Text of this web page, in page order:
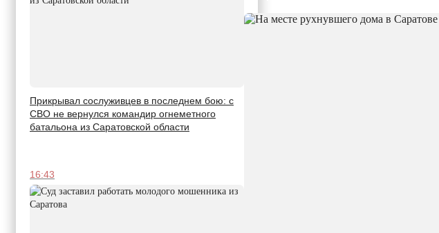
Прикрывал сослуживцев в последнем бою: с
СВО не вернулся командир огнеметного
батальона из Саратовской области
16:43